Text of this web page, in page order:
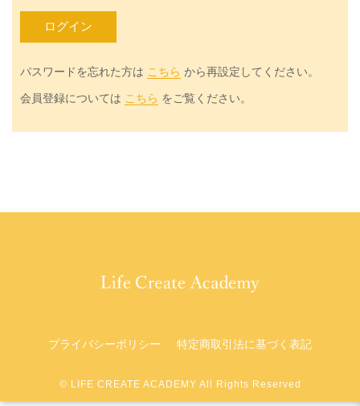
パスワードを忘れた方は こちら から再設定してください。
会員登録については こちら をご覧ください。
プライバシーポリシー 特定商取引法に基づく表記
©︎ LIFE CREATE ACADEMY All Rights Reserved